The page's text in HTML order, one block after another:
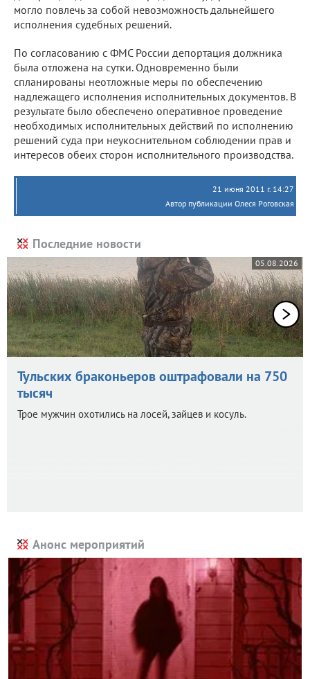
могло повлечь за собой невозможность дальнейшего
исполнения судебных решений.
По согласованию с ФМС России депортация должника
была отложена на сутки. Одновременно были
спланированы неотложные меры по обеспечению
надлежащего исполнения исполнительных документов. В
результате было обеспечено оперативное проведение
необходимых исполнительных действий по исполнению
решений суда при неукоснительном соблюдении прав и
интересов обеих сторон исполнительного производства.
21 июня 2011 г. 14:27
Автор публикации Олеся Роговская
Последние новости
05.08.2026
Тульских браконьеров оштрафовали на 750
тысяч
Трое мужчин охотились на лосей, зайцев и косуль.
Анонс мероприятий